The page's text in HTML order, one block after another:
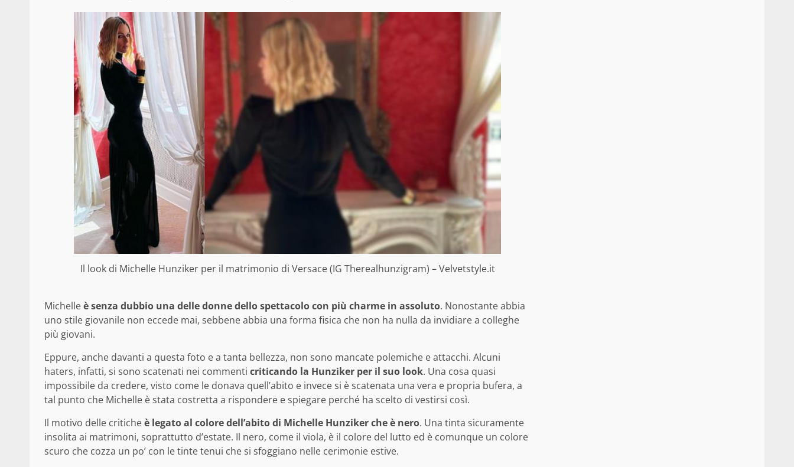
Il look di Michelle Hunziker per il matrimonio di Versace (IG Therealhunzigram) – Velvetstyle.it
Michelleè senza dubbio una delle donne dello spettacolo con più charme in assoluto. Nonostante abbia
uno stile giovanile non eccede mai, sebbene abbia una forma fisica che non ha nulla da invidiare a colleghe
più giovani.
Eppure, anche davanti a questa foto e a tanta bellezza, non sono mancate polemiche e attacchi. Alcuni
haters, infatti, si sono scatenati nei commenti criticando la Hunziker per il suo look. Una cosa quasi
impossibile da credere, visto come le donava quell’abito e invece si è scatenata una vera e propria bufera, a
tal punto che Michelle è stata costretta a rispondere e spiegare perché ha scelto di vestirsi così.
Il motivo delle criticheè legato al colore dell’abito di Michelle Hunziker che è nero. Una tinta sicuramente
insolita ai matrimoni, soprattutto d’estate. Il nero, come il viola, è il colore del lutto ed è comunque un colore
scuro che cozza un po’ con le tinte tenui che si sfoggiano nelle cerimonie estive.